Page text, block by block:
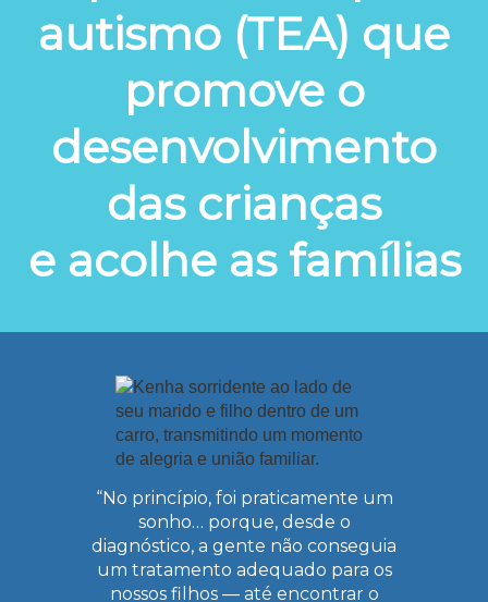
autismo (TEA) que
promove o
desenvolvimento
das crianças
e acolhe as famílias
“No princípio, foi praticamente um
sonho… porque, desde o
diagnóstico, a gente não conseguia
um tratamento adequado para os
nossos filhos — até encontrar o